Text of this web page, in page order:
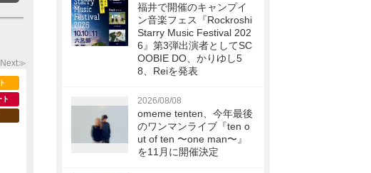
Next≫
福井で開催のキャンプイ
ン音楽フェス『Rockroshi
Starry Music Festival 202
6』第3弾出演者としてSC
OOBIE DO、かりゆし5
8、Reiを発表
2026/08/08
omeme tenten、今年最後
のワンマンライブ『ten o
ut of ten 〜one man〜』
を11月に開催決定